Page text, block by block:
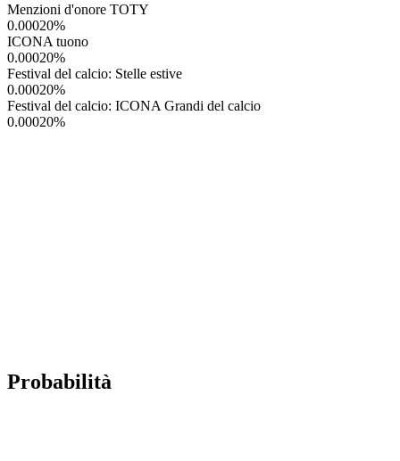
Menzioni d'onore TOTY
0.00020%
ICONA tuono
0.00020%
Festival del calcio: Stelle estive
0.00020%
Festival del calcio: ICONA Grandi del calcio
0.00020%
Probabilità